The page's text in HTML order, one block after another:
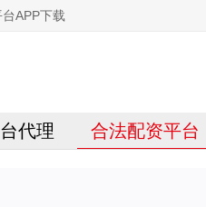
APP下载
代理 合法配资平台